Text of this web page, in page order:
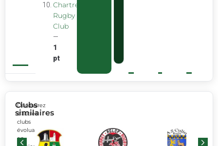
Chartreuse
Rugby
Club
—
1
pt
Clubs
similaires
Découvrez
d’autres
clubs
évoluant
en